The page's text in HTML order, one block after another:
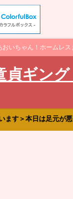
いちゃん！ホームレス
ギン
す＞本日は足元が